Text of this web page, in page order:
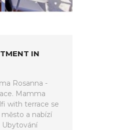
IN
Rosanna -
Mamma
with terrace se
a nabízí
Ubytování